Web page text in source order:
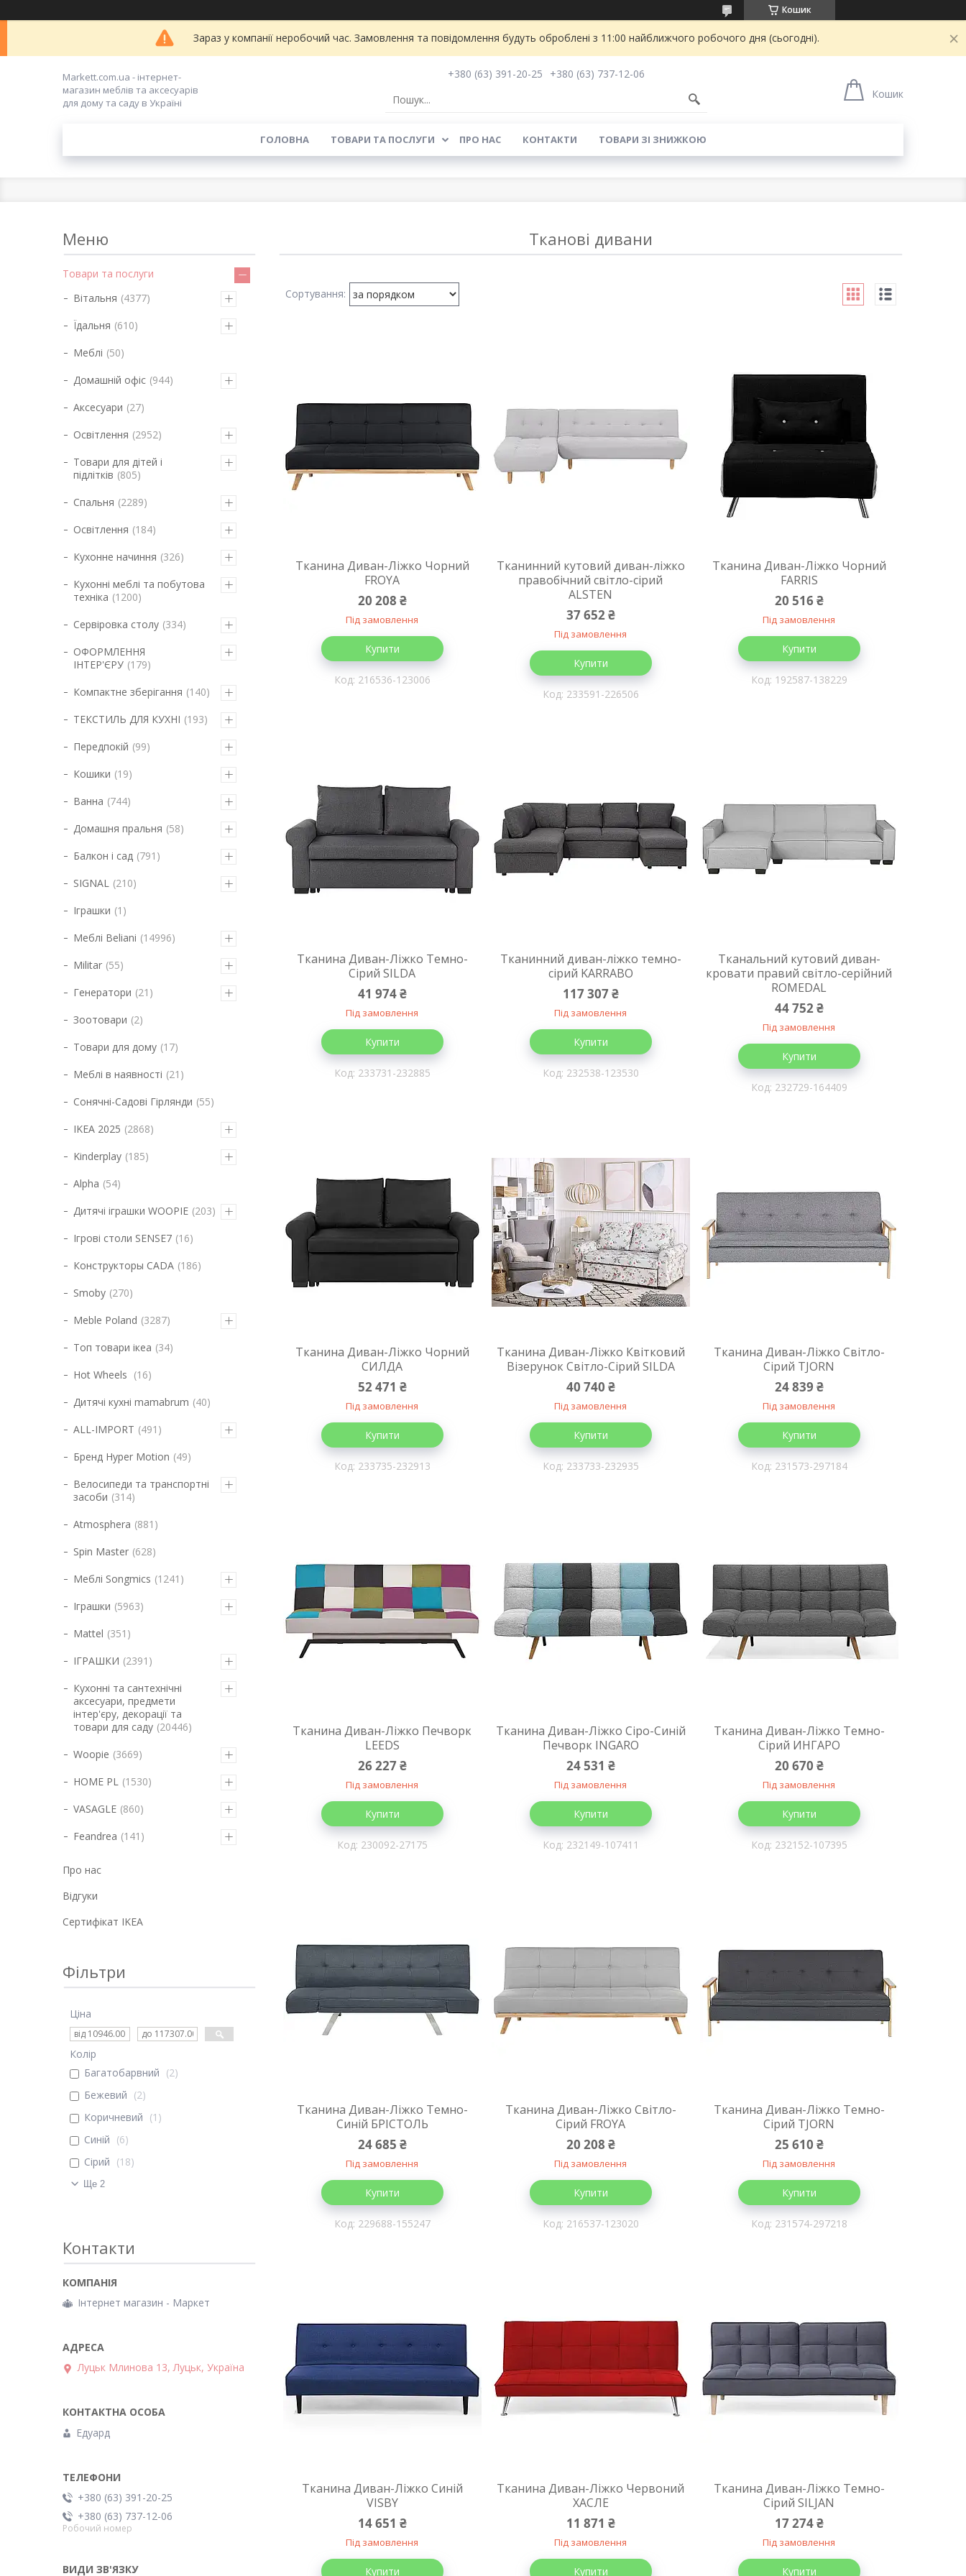
Кошик
Зараз у компанії неробочий час. Замовлення та повідомлення будуть оброблені з 11:00 найближчого робочого дня (сьогодні).
Markett.com.ua - інтернет-
магазин меблів та аксесуарів
для дому та саду в Україні
+380 (63) 391-20-25
+380 (63) 737-12-06
Кошик
ГОЛОВНА ТОВАРИ ТА ПОСЛУГИ ПРО НАС КОНТАКТИ ТОВАРИ ЗІ ЗНИЖКОЮ
Тканові дивани
Тканина Диван-Ліжко Чорний
FROYA
20 208 ₴
Під замовлення
Купити
216536-123006
Тканинний кутовий диван-ліжко
правобічний світло-сірий
ALSTEN
37 652 ₴
Під замовлення
Купити
233591-226506
Тканина Диван-Ліжко Чорний
FARRIS
20 516 ₴
Під замовлення
Купити
192587-138229
Тканина Диван-Ліжко Темно-
Сірий SILDA
41 974 ₴
Під замовлення
Купити
233731-232885
Тканинний диван-ліжко темно-
сірий KARRABO
117 307 ₴
Під замовлення
Купити
232538-123530
Тканальний кутовий диван-
кровати правий світло-серійний
ROMEDAL
44 752 ₴
Під замовлення
Купити
232729-164409
Тканина Диван-Ліжко Чорний
СИЛДА
52 471 ₴
Під замовлення
Купити
233735-232913
Тканина Диван-Ліжко Квітковий
Візерунок Світло-Сірий SILDA
40 740 ₴
Під замовлення
Купити
233733-232935
Тканина Диван-Ліжко Світло-
Сірий TJORN
24 839 ₴
Під замовлення
Купити
231573-297184
Тканина Диван-Ліжко Печворк
LEEDS
26 227 ₴
Під замовлення
Купити
230092-27175
Тканина Диван-Ліжко Сіро-Синій
Печворк INGARO
24 531 ₴
Під замовлення
Купити
232149-107411
Тканина Диван-Ліжко Темно-
Сірий ИНГАРО
20 670 ₴
Під замовлення
Купити
232152-107395
Тканина Диван-Ліжко Темно-
Синій БРІСТОЛЬ
24 685 ₴
Під замовлення
Купити
229688-155247
Тканина Диван-Ліжко Світло-
Сірий FROYA
20 208 ₴
Під замовлення
Купити
216537-123020
Тканина Диван-Ліжко Темно-
Сірий TJORN
25 610 ₴
Під замовлення
Купити
231574-297218
Тканина Диван-Ліжко Синій
VISBY
14 651 ₴
Під замовлення
Купити
Тканина Диван-Ліжко Червоний
ХАСЛЕ
11 871 ₴
Під замовлення
Купити
Тканина Диван-Ліжко Темно-
Сірий SILJAN
17 274 ₴
Під замовлення
Купити
Товари та послуги
Вітальня 4377
Їдальня 610
Меблі 50
Домашній офіс 944
Аксесуари 27
Освітлення 2952
Товари для дітей і
підлітків 805
Спальня 2289
Освітлення 184
Кухонне начиння 326
Кухонні меблі та побутова
техніка 1200
Сервіровка столу 334
ОФОРМЛЕННЯ
ІНТЕР'ЄРУ 179
Компактне зберігання 140
ТЕКСТИЛЬ ДЛЯ КУХНІ 193
Передпокій 99
Кошики 19
Ванна 744
Домашня пральня 58
Балкон і сад 791
SIGNAL 210
Іграшки 1
Меблі Beliani 14996
Militar 55
Генератори 21
Зоотовари 2
Товари для дому 17
Меблі в наявності 21
Сонячні-Садові Гірлянди 55
IKEA 2025 2868
Kinderplay 185
Alpha 54
Дитячі іграшки WOOPIE 203
Ігрові столи SENSE7 16
Конструкторы CADA 186
Smoby 270
Meble Poland 3287
Топ товари ікеа 34
Hot Wheels
16
Дитячі кухні mamabrum 40
ALL-IMPORT 491
Бренд Hyper Motion 49
Велосипеди та транспортні
засоби 314
Atmosphera 881
Spin Master 628
Меблі Songmics 1241
Іграшки 5963
Mattel 351
ІГРАШКИ 2391
Кухонні та сантехнічні
аксесуари, предмети
інтер'єру, декорації та
товари для саду 20446
Woopie 3669
HOME PL 1530
VASAGLE 860
Feandrea 141
Про нас
Відгуки
Cертифікат IKEA
Фільтри
Ціна
Колір
Багатобарвний
2
Бежевий
2
Коричневий
1
Синій
6
Сірий
18
Ще 2
Контакти
Інтернет магазин - Маркет
Луцьк Млинова 13, Луцьк, Україна
Едуард
+380 (63) 391-20-25
+380 (63) 737-12-06
Робочий номер